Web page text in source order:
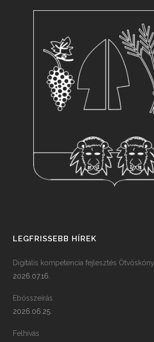
LEGFRISSEBB HÍREK
Digitális kompetencia fejlesztés
2026.07.16.
Ebösszeírás
2026.06.25.
Felhívás